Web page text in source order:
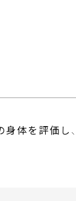
身体を評価し